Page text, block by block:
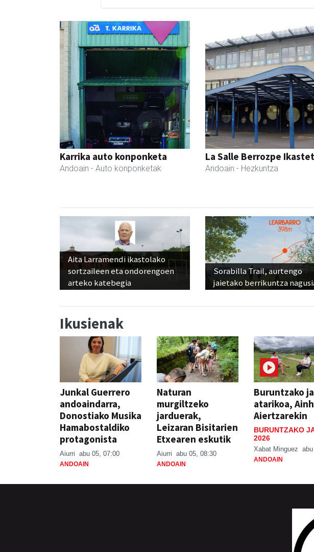
Karrika auto konponketa
Andoain - Auto konponketak
La Salle Berrozpe
Andoain - Hezkuntza
Aita Larramendi ikastolako
sortzaileen eta ondorengoen
arteko katebegia
Sorabilla Trail, aurtengo
jaietako berrikuntza
Ikusienak
Junkal Guerrero
andoaindarra,
Donostiako Musika
Hamabostaldiko
protagonista
Aiurri abu 05, 07:00
ANDOAIN
Naturan
murgiltzeko
jarduerak,
Leizaran Bisitarien
Etxearen eskutik
Aiurri abu 05, 08:30
ANDOAIN
Buruntzako
atarikoa,
Aiertzarekin
BURUNTZAKO
2026
Xabat Minguez
ANDOAIN